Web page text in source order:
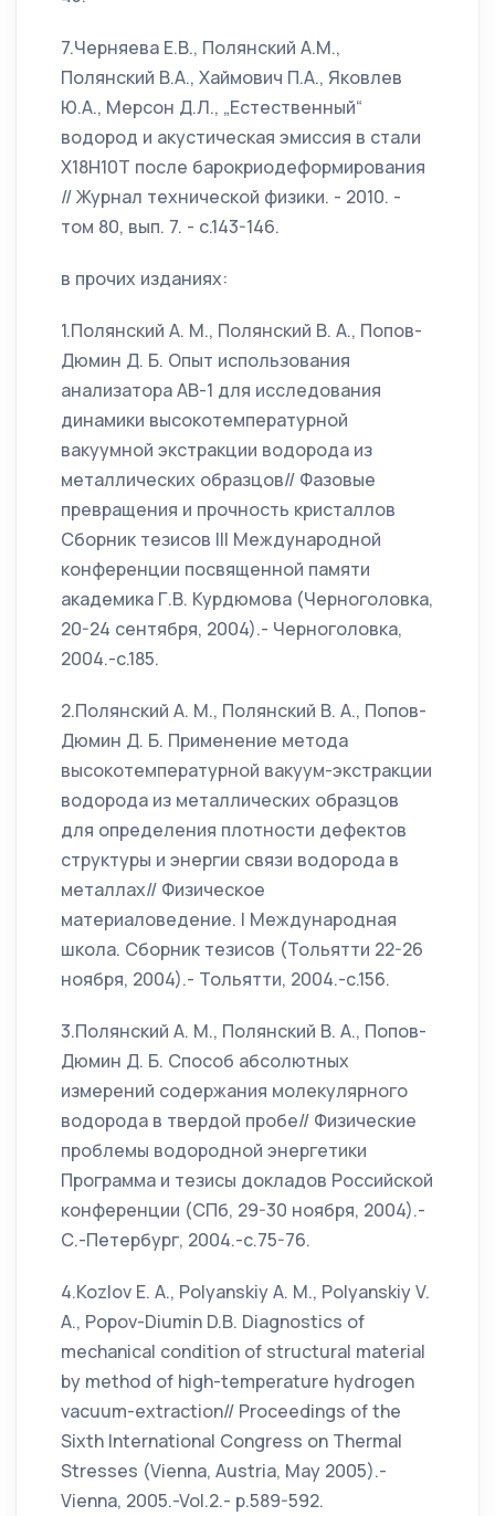
7.Черняева Е.В., Полянский А.М.,
Полянский В.А., Хаймович П.А., Яковлев
Ю.А., Мерсон Д.Л., „Естественный“
водород и акустическая эмиссия в стали
X18H10T после барокриодеформирования
// Журнал технической физики. - 2010. -
том 80, вып. 7. - с.143-146.
в прочих изданиях:
1.Полянский А. М., Полянский В. А., Попов-
Дюмин Д. Б. Опыт использования
анализатора АВ-1 для исследования
динамики высокотемпературной
вакуумной экстракции водорода из
металлических образцов// Фазовые
превращения и прочность кристаллов
Сборник тезисов III Международной
конференции посвященной памяти
академика Г.В. Курдюмова (Черноголовка,
20-24 сентября, 2004).- Черноголовка,
2004.-с.185.
2.Полянский А. М., Полянский В. А., Попов-
Дюмин Д. Б. Применение метода
высокотемпературной вакуум-экстракции
водорода из металлических образцов
для определения плотности дефектов
структуры и энергии связи водорода в
металлах// Физическое
материаловедение. I Международная
школа. Сборник тезисов (Тольятти 22-26
ноября, 2004).- Тольятти, 2004.-с.156.
3.Полянский А. М., Полянский В. А., Попов-
Дюмин Д. Б. Способ абсолютных
измерений содержания молекулярного
водорода в твердой пробе// Физические
проблемы водородной энергетики
Программа и тезисы докладов Российской
конференции (СПб, 29-30 ноября, 2004).-
С.-Петербург, 2004.-с.75-76.
4.Kozlov E. A., Polyanskiy A. M., Polyanskiy V.
A., Popov-Diumin D.B. Diagnostics of
mechanical condition of structural material
by method of high-temperature hydrogen
vacuum-extraction// Proceedings of the
Sixth International Congress on Thermal
Stresses (Vienna, Austria, May 2005).-
Vienna, 2005.-Vol.2.- p.589-592.